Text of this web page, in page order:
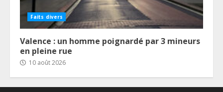
Faits divers
Valence : un homme poignardé par 3 mineurs
en pleine rue
10 août 2026